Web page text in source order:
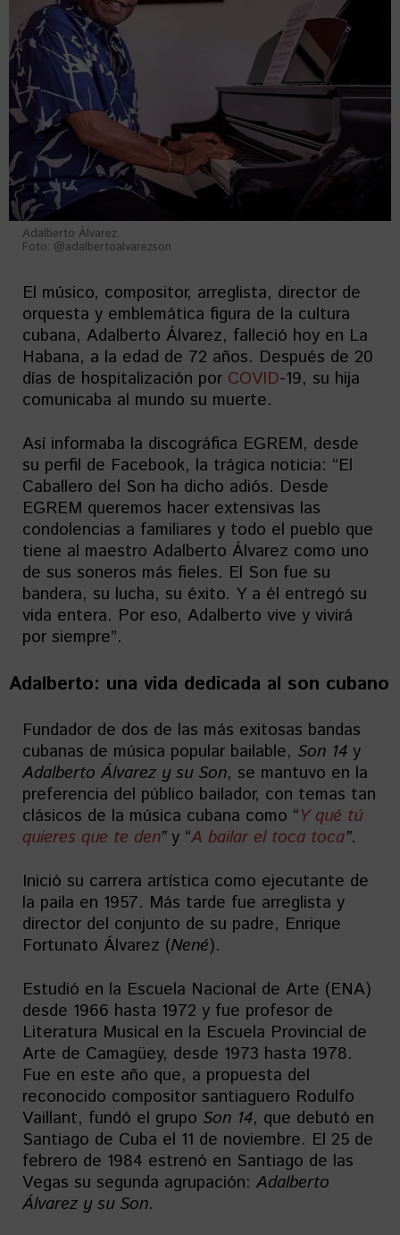
Adalberto Álvarez.
Foto: @adalbertoalvarezson
El músico, compositor, arreglista, director de
orquesta y emblemática figura de la cultura
cubana, Adalberto Álvarez, falleció hoy en La
Habana, a la edad de 72 años. Después de 20
días de hospitalización por COVID-19, su hija
comunicaba al mundo su muerte.
Así informaba la discográfica EGREM, desde
su perfil de Facebook, la trágica noticia: “El
Caballero del Son ha dicho adiós. Desde
EGREM queremos hacer extensivas las
condolencias a familiares y todo el pueblo que
tiene al maestro Adalberto Álvarez como uno
de sus soneros más fieles. El Son fue su
bandera, su lucha, su éxito. Y a él entregó su
vida entera. Por eso, Adalberto vive y vivirá
por siempre”.
Adalberto: una vida dedicada al son cubano
Fundador de dos de las más exitosas bandas
cubanas de música popular bailable, Son 14 y
Adalberto Álvarez y su Son, se mantuvo en la
preferencia del público bailador, con temas tan
clásicos de la música cubana como “Y qué tú
quieres que te den”y “A bailar el toca toca”.
Inició su carrera artística como ejecutante de
la paila en 1957. Más tarde fue arreglista y
director del conjunto de su padre, Enrique
Fortunato Álvarez (Nené).
Estudió en la Escuela Nacional de Arte (ENA)
desde 1966 hasta 1972 y fue profesor de
Literatura Musical en la Escuela Provincial de
Arte de Camagüey, desde 1973 hasta 1978.
Fue en este año que, a propuesta del
reconocido compositor santiaguero Rodulfo
Vaillant, fundó el grupo Son 14, que debutó en
Santiago de Cuba el 11 de noviembre. El 25 de
febrero de 1984 estrenó en Santiago de las
Vegas su segunda agrupación: Adalberto
Álvarez y su Son.